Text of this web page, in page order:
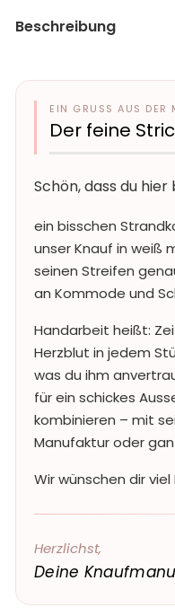
Beschreibung
EIN GRUSS AUS DER
Der feine
Schön, dass du hier
ein bisschen
unser Knauf in weiß
seinen Streifen
an Kommode und
Handarbeit heißt:
Herzblut in jedem
was du ihm
für ein schickes
kombinieren – mit
Manufaktur oder
Wir wünschen dir
Herzlichst,
Deine